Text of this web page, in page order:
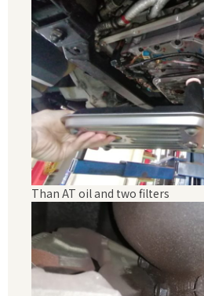
Than AT oil and two filters